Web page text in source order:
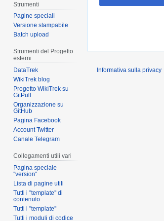
Strumenti
Pagine speciali
Versione stampabile
Batch upload
Strumenti del Progetto
esterni
DataTrek
WikiTrek blog
Progetto WikiTrek su
GitPull
Organizzazione su
GitHub
Pagina Facebook
Account Twitter
Canale Telegram
Collegamenti utili vari
Pagina speciale
''version''
Lista di pagine utili
Tutti i ''template'' di
contenuto
Tutti i ''template''
Tutti i moduli di codice
Informativa sulla privacy